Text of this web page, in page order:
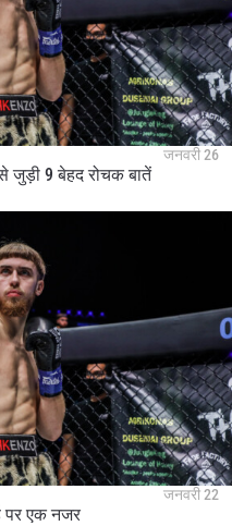
जनवरी 26
जुड़ी 9 बेहद रोचक बातें
जनवरी 22
पर एक नजर
at any time.